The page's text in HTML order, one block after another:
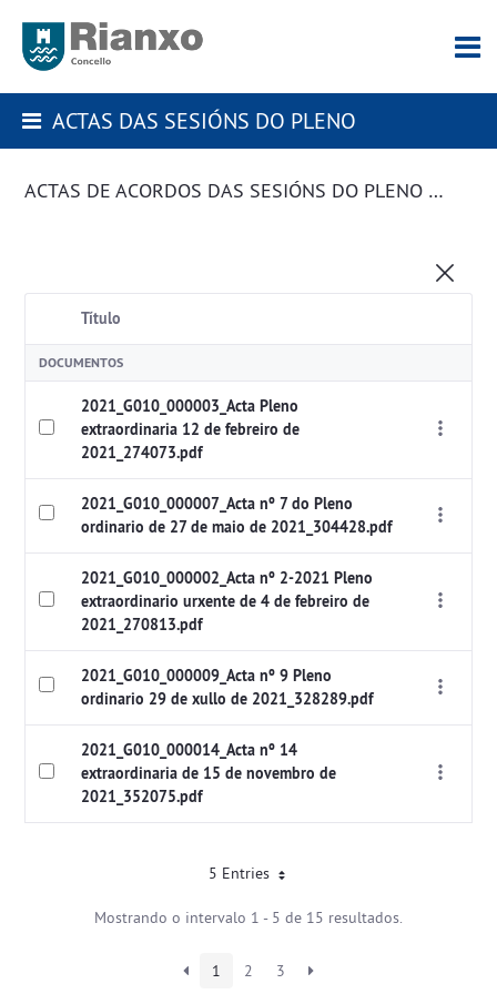
ACTAS DAS SESIÓNS DO PLENO
ACTAS DE ACORDOS DAS SESIÓNS DO PLENO DA CORPORACIÓN
Título
DOCUMENTOS
2021_G010_000003_Acta Pleno
extraordinaria 12 de febreiro de
2021_274073.pdf
2021_G010_000007_Acta nº 7 do Pleno
ordinario de 27 de maio de 2021_304428.pdf
2021_G010_000002_Acta nº 2-2021 Pleno
extraordinario urxente de 4 de febreiro de
2021_270813.pdf
2021_G010_000009_Acta nº 9 Pleno
ordinario 29 de xullo de 2021_328289.pdf
2021_G010_000014_Acta nº 14
extraordinaria de 15 de novembro de
2021_352075.pdf
5 Entries
Mostrando o intervalo 1 - 5 de 15 resultados.
1 2 3